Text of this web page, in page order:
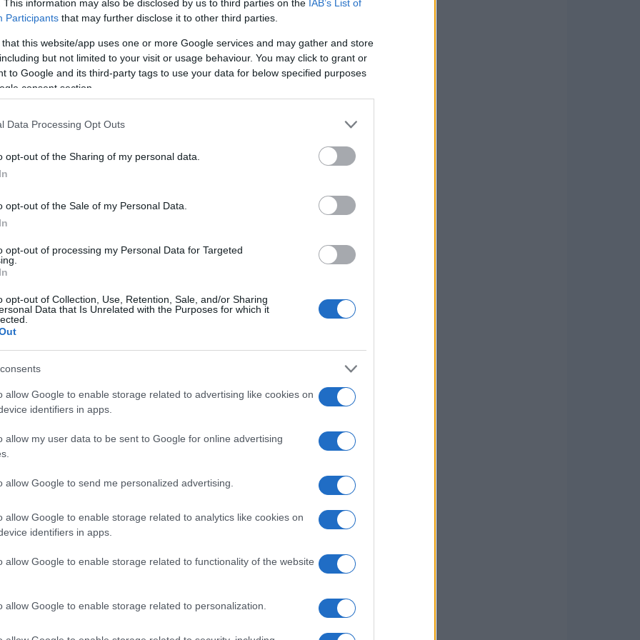
This information may also be disclosed by us to third parties on the IAB’s List of
Participants that may further disclose it to other third parties.
that this website/app uses one or more Google services and may gather and store
but not limited to your visit or usage behaviour. You may click to grant or
to Google and its third-party tags to use your data for below specified purposes
consent section.
Data Processing Opt Outs
opt-out of the Sharing of my personal data.
opt-out of the Sale of my Personal Data.
opt-out of processing my Personal Data for Targeted
opt-out of Collection, Use, Retention, Sale, and/or Sharing
Data that Is Unrelated with the Purposes for which it
allow Google to enable storage related to advertising like cookies on
identifiers in apps.
allow my user data to be sent to Google for online advertising
allow Google to send me personalized advertising.
allow Google to enable storage related to analytics like cookies on
identifiers in apps.
allow Google to enable storage related to functionality of the website
allow Google to enable storage related to personalization.
industria della mobilità elettrica. Ma cosa si
le ripercussioni per le aziende e i
passo audace
un allerta: le tecnologie di preparazione
soggette a controlli rigorosi. Tra queste,
il litio-ferro-fosfato (LFP) e il litio-manganese-
è quello di mantenere un equilibrio tra
di più profondo: il tentativo di
per le batterie.
tecnologie dovranno ora affrontare un
si preannuncia complesso e pieno di
e poi ritirate per questioni formali?
non poche preoccupazioni tra gli operatori del
essenziali per i veicoli elettrici,